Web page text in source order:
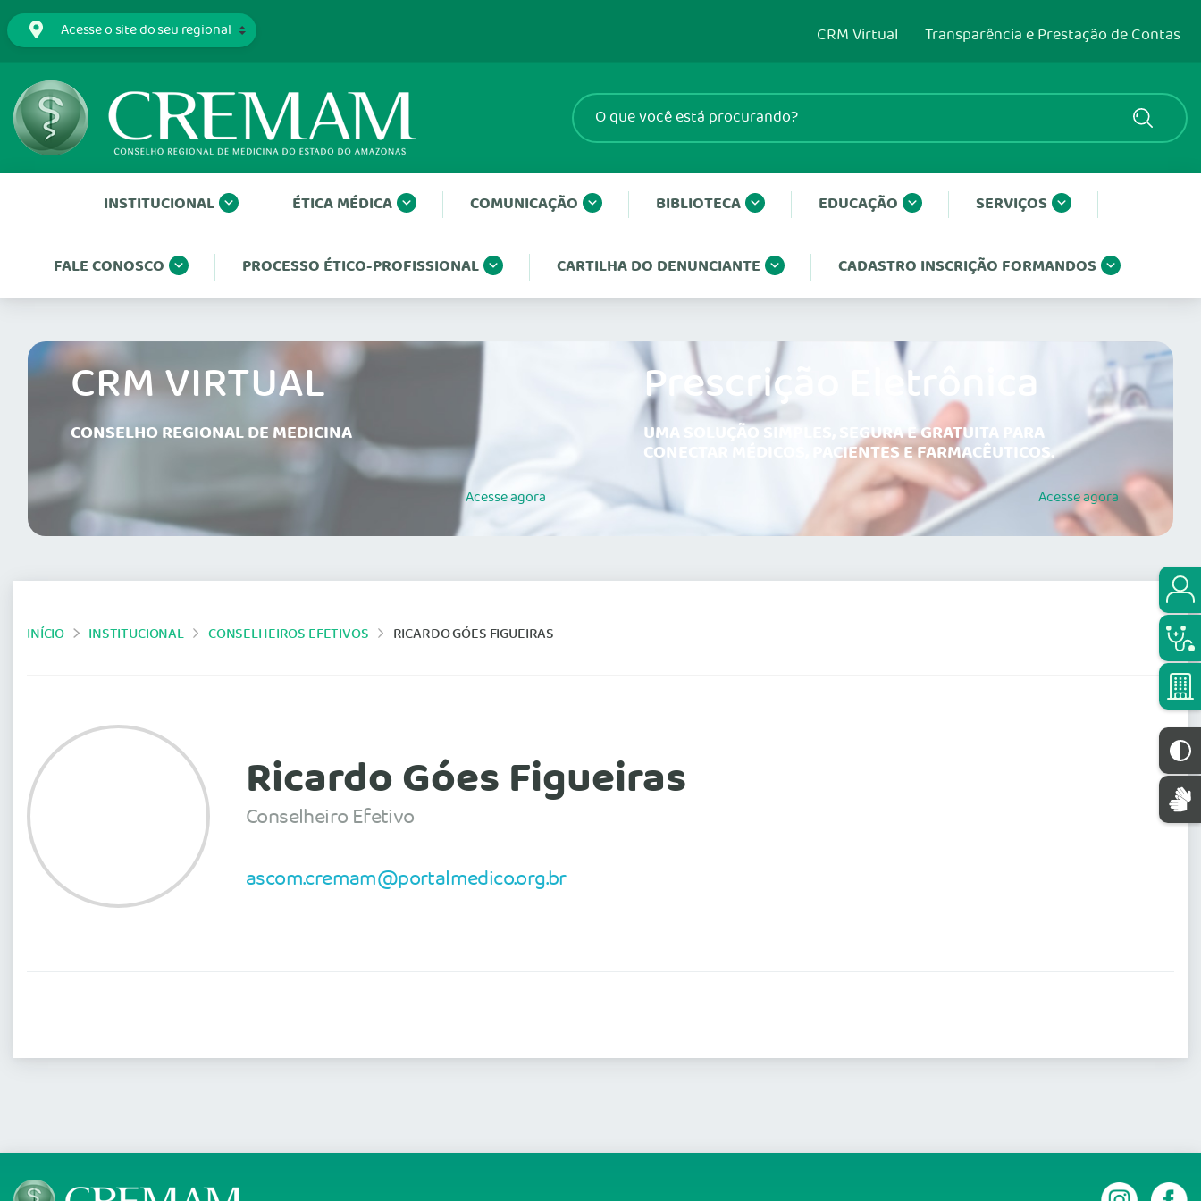
CRM Virtual Transparência e Prestação de Contas
INSTITUCIONAL ÉTICA MÉDICA COMUNICAÇÃO BIBLIOTECA EDUCAÇÃO SERVIÇOS
FALE CONOSCO PROCESSO ÉTICO-PROFISSIONAL CARTILHA DO DENUNCIANTE CADASTRO INSCRIÇÃO FORMANDOS
CRM VIRTUAL
CONSELHO REGIONAL DE MEDICINA
Acesseagora
Prescrição Eletrônica
UMA SOLUÇÃO SIMPLES, SEGURA E GRATUITA PARA
CONECTAR MÉDICOS, PACIENTES E FARMACÊUTICOS.
Acesseagora
INÍCIO INSTITUCIONAL CONSELHEIROS EFETIVOS RICARDO GÓES FIGUEIRAS
Ricardo Góes Figueiras
Conselheiro Efetivo
ascom.cremam@portalmedico.org.br